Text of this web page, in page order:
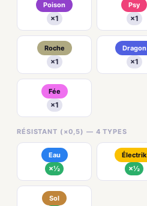
Poison
×1
Psy
×1
Roche
×1
Dragon
×1
Fée
×1
RÉSISTANT (×0,5) — 4 TYPES
Eau
×½
Électrik
×½
Sol